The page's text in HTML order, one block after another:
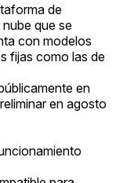
de
que se
con modelos
fijas como las de
en
en agosto